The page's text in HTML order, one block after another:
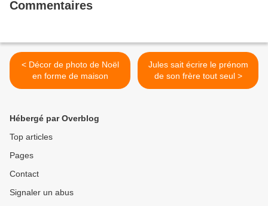
Commentaires
< Décor de photo de Noël
en forme de maison
Jules sait écrire le prénom
de son frère tout seul >
Hébergé par Overblog
Top articles
Pages
Contact
Signaler un abus